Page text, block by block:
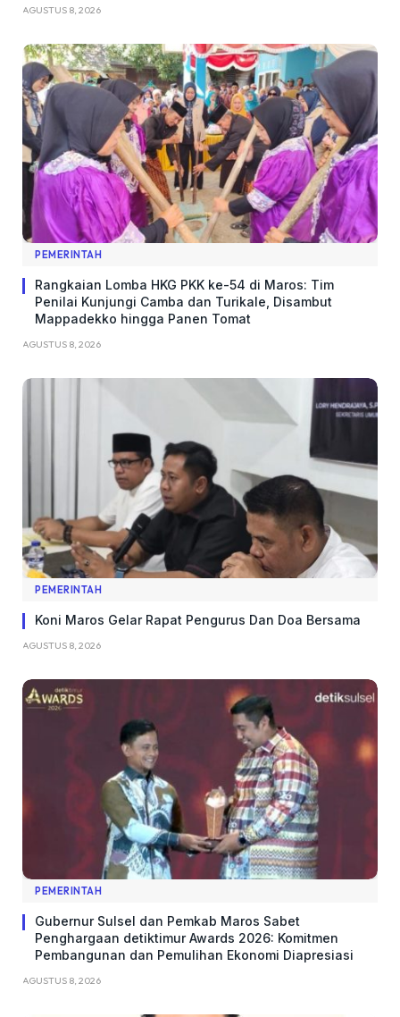
AGUSTUS 8, 2026
PEMERINTAH
Rangkaian Lomba HKG PKK ke-54 di Maros: Tim
Penilai Kunjungi Camba dan Turikale, Disambut
Mappadekko hingga Panen Tomat
AGUSTUS 8, 2026
PEMERINTAH
Koni Maros Gelar Rapat Pengurus Dan Doa Bersama
AGUSTUS 8, 2026
PEMERINTAH
Gubernur Sulsel dan Pemkab Maros Sabet
Penghargaan detiktimur Awards 2026: Komitmen
Pembangunan dan Pemulihan Ekonomi Diapresiasi
AGUSTUS 8, 2026